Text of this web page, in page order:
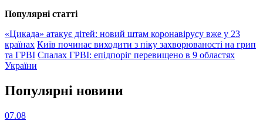
Популярнi статтi
«Цикада» атакує дітей: новий штам коронавірусу вже у 23
країнах Київ починає виходити з піку захворюваності на грип
та ГРВІ Спалах ГРВІ: епідпоріг перевищено в 9 областях
України
Популярнi новини
07.08